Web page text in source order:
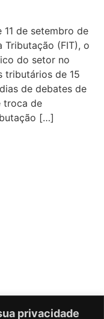
privacidade
11 de setembro de
Tributação (FIT), o
do setor no
tributários de 15
de debates de
troca de
[…]